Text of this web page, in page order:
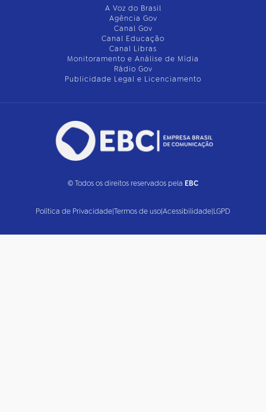
A Voz do Brasil
Agência Gov
Canal Gov
Canal Educação
Canal Libras
Monitoramento e Análise de Mídia
Rádio Gov
Publicidade Legal e Licenciamento
© Todos os direitos reservados pela EBC
Política de Privacidade|Termos de uso|Acessibilidade|LGPD